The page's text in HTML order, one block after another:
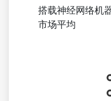
搭载神经网络机
市场平均